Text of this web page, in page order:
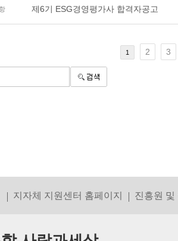
제6기 ESG경영평가사 합격자공고
1 2 3
지자체 지원센터 홈페이지 진흥원 및